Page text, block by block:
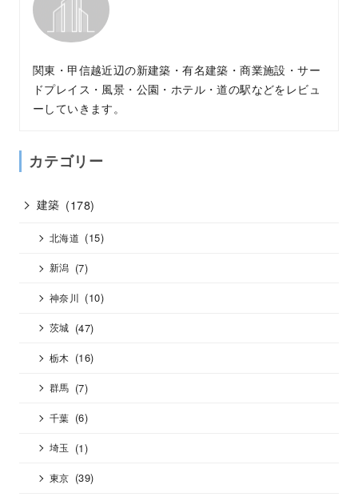
関東・甲信越近辺の新建築・有名建築・商業施設・サー
ドプレイス・風景・公園・ホテル・道の駅などをレビュ
ーしていきます。
カテゴリー
建築 (178)
北海道 (15)
新潟 (7)
神奈川 (10)
茨城 (47)
栃木 (16)
群馬 (7)
千葉 (6)
埼玉 (1)
東京 (39)